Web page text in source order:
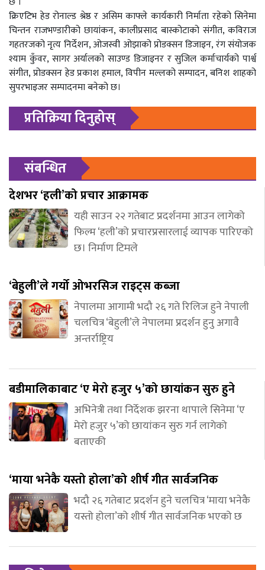
क्रिएटिभ हेड रोनाल्ड श्रेष्ठ र असिम काफ्ले कार्यकारी निर्माता रहेको सिनेमा
चिन्तन राजभण्डारीको छायांकन, कालीप्रसाद बास्कोटाको संगीत, कविराज
गहतरजको नृत्य निर्देशन, ओजस्वी ओझाको प्रोडक्सन डिजाइन, रंग संयोजक
श्याम कुँवर, सागर अर्यालको साउण्ड डिजाइनर र सुजिल कर्माचार्यको पार्श्व
संगीत, प्रोडक्सन हेड प्रकाश हमाल, विपीन मल्लको सम्पादन, बनिश शाहको
सुपरभाइजर सम्पादनमा बनेको छ।
प्रतिक्रिया दिनुहोस्
संबन्धित
देशभर ‘हली’को प्रचार आक्रामक
यही साउन २२ गतेबाट प्रदर्शनमा आउन लागेको
फिल्म ‘हली’को प्रचारप्रसारलाई व्यापक पारिएको
छ। निर्माण टिमले
‘बेहुली’ले गर्यो ओभरसिज राइट्स कब्जा
नेपालमा आगामी भदौ २६ गते रिलिज हुने नेपाली
चलचित्र ‘बेहुली’ले नेपालमा प्रदर्शन हुनु अगावै
अन्तर्राष्ट्रिय
बडीमालिकाबाट ‘ए मेरो हजुर ५’को छायांकन सुरु हुने
अभिनेत्री तथा निर्देशक झरना थापाले सिनेमा ‘ए
मेरो हजुर ५’को छायांकन सुरु गर्न लागेको
बताएकी
‘माया भनेकै यस्तो होला’को शीर्ष गीत सार्वजनिक
भदौ २६ गतेबाट प्रदर्शन हुने चलचित्र ‘माया भनेकै
यस्तो होला’को शीर्ष गीत सार्वजनिक भएको छ